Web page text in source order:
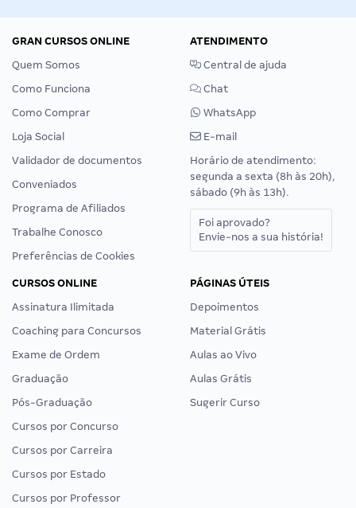
GRAN CURSOS ONLINE
Quem Somos
Como Funciona
Como Comprar
Loja Social
Validador de documentos
Conveniados
Programa de Afiliados
Trabalhe Conosco
Preferências de Cookies
ATENDIMENTO
Central de ajuda
Chat
WhatsApp
E-mail
Horário de atendimento:
segunda a sexta (8h às 20h),
sábado (9h às 13h).
Foi aprovado?
Envie-nos a sua história!
CURSOS ONLINE
Assinatura Ilimitada
Coaching para Concursos
Exame de Ordem
Graduação
Pós-Graduação
Cursos por Concurso
Cursos por Carreira
Cursos por Estado
Cursos por Professor
PÁGINAS ÚTEIS
Depoimentos
Material Grátis
Aulas ao Vivo
Aulas Grátis
Sugerir Curso